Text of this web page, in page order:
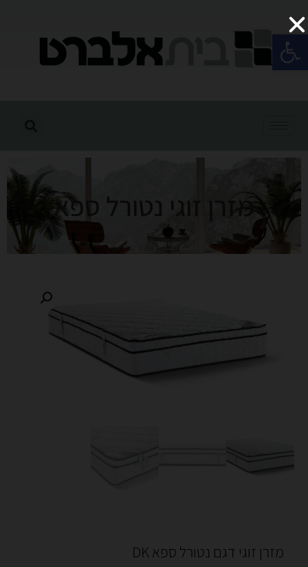
פתח סרגל נגישות
מזרן זוגי נטורל ספא
מזרן זוגי דגם נטורל ספא DK